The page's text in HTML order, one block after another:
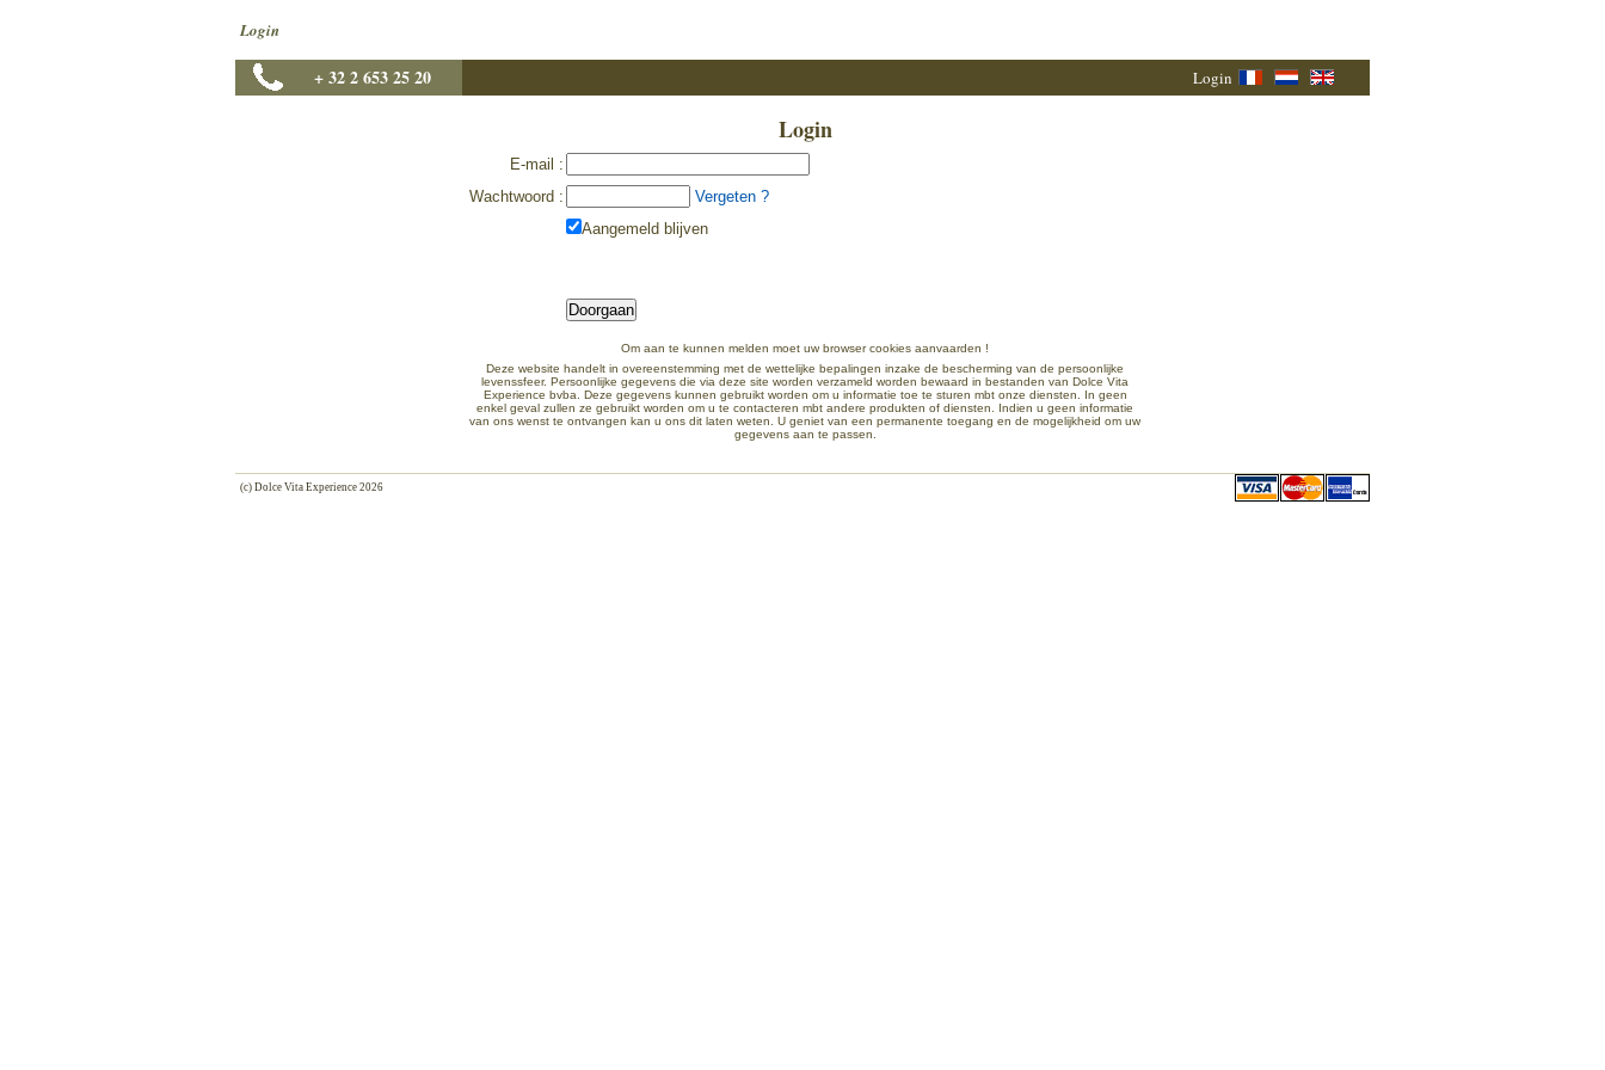
Login
+ 32 2 653 25 20 Login
Login
E-mail :
Wachtwoord :
Vergeten ?
Aangemeld blijven
Om aan te kunnen melden moet uw browser cookies aanvaarden !
Deze website handelt in overeenstemming met de wettelijke bepalingen inzake de bescherming van de persoonlijke
levenssfeer. Persoonlijke gegevens die via deze site worden verzameld worden bewaard in bestanden van Dolce Vita
Experience bvba. Deze gegevens kunnen gebruikt worden om u informatie toe te sturen mbt onze diensten. In geen
enkel geval zullen ze gebruikt worden om u te contacteren mbt andere produkten of diensten. Indien u geen informatie
van ons wenst te ontvangen kan u ons dit laten weten. U geniet van een permanente toegang en de mogelijkheid om uw
gegevens aan te passen.
(c) Dolce Vita Experience 2026